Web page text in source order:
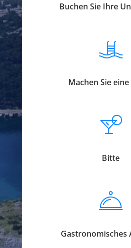
Buchen Sie Ihre
Machen Sie eine
Bitte
Gastronomisches